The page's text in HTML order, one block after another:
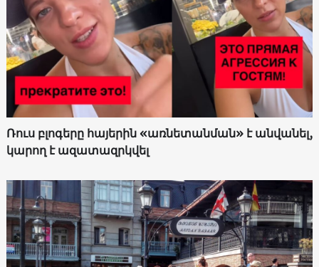
Ռուս բլոգերը հայերին «առնետանման» է անվանել,
կարող է ազատազրկվել